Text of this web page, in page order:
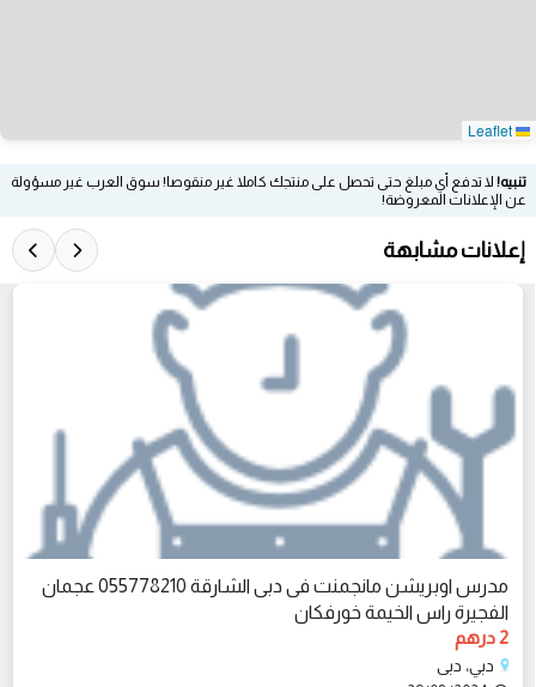
تنبيه! لا تدفع أي مبلغ حتى تحصل على منتجك كاملا غير منقوصا! سوق العرب غير مسؤولة
عن الإعلانات المعروضة!
إعلانات مشابهة
مدرس اوبريشن مانجمنت فى دبى الشارقة 055778210 عجمان
الفجيرة راس الخيمة خورفكان
2 درهم
دبي، دبى